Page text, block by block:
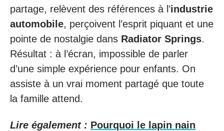
partage, relèvent des références à l’industrie
automobile, perçoivent l’esprit piquant et une
pointe de nostalgie dans Radiator Springs.
Résultat : à l’écran, impossible de parler
d’une simple expérience pour enfants. On
assiste à un vrai moment partagé que toute
la famille attend.
Lire également : Pourquoi le lapin nain